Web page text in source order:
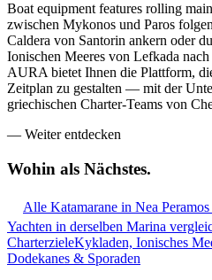
Boat equipment features rolling
zwischen Mykonos und Paros
Caldera von Santorin ankern oder
Ionischen Meeres von Lefkada
AURA bietet Ihnen die Plattform,
Zeitplan zu gestalten — mit der
griechischen Charter-Teams von
— Weiter entdecken
Wohin als Nächstes.
Alle Katamarane in Nea
Yachten in derselben Marina
CharterzieleKykladen, Ionisches
Dodekanes & Sporaden